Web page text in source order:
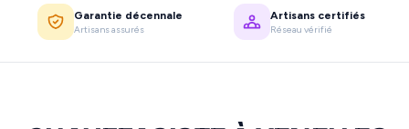
Garantie décennale
Artisans assurés
Artisans certifiés
Réseau vérifié